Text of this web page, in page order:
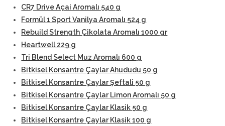
CR7 Drive Açai Aromalı 540 g
Formül 1 Sport Vanilya Aromalı 524 g
Rebuild Strength Çikolata Aromalı 1000 gr
Heartwell 229 g
Tri Blend Select Muz Aromalı 600 g
Bitkisel Konsantre Çaylar Ahududu 50 g
Bitkisel Konsantre Çaylar Şeftali 50 g
Bitkisel Konsantre Çaylar Limon Aromalı 50 g
Bitkisel Konsantre Çaylar Klasik 50 g
Bitkisel Konsantre Çaylar Klasik 100 g